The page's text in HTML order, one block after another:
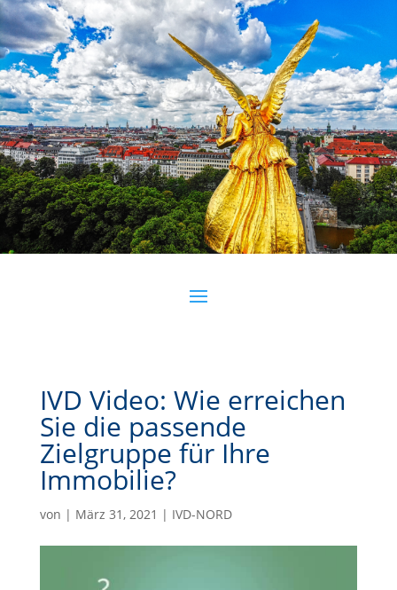
IVD Video: Wie erreichen
Sie die passende
Zielgruppe für Ihre
Immobilie?
von | März 31, 2021 | IVD-NORD